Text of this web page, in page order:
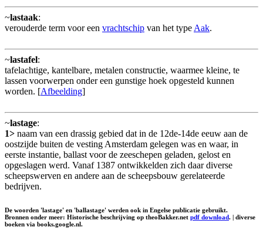
~lastaak:
verouderde term voor een vrachtschip van het typeAak.
~lastafel:
tafelachtige, kantelbare, metalen constructie, waarmee kleine, te
lassen voorwerpen onder een gunstige hoek opgesteld kunnen
worden. [Afbeelding]
~lastage:
1> naam van een drassig gebied dat in de 12de-14de eeuw aan de
oostzijde buiten de vesting Amsterdam gelegen was en waar, in
eerste instantie, ballast voor de zeeschepen geladen, gelost en
opgeslagen werd. Vanaf 1387 ontwikkelden zich daar diverse
scheepswerven en andere aan de scheepsbouw gerelateerde
bedrijven.
De woorden 'lastage' en 'ballastage' werden ook in Engelse publicatie gebruikt.
Bronnen onder meer: Historische beschrijving op theoBakker.net pdf download. | diverse
boeken via books.google.nl.